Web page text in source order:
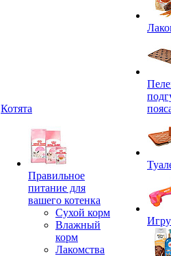
Котята
Правильное
питание для
вашего котенка
Сухой корм
Влажный
корм
Лакомства